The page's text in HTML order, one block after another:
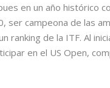
en un año histórico
ser campeona de las
ranking de la ITF. Al
en el US Open,